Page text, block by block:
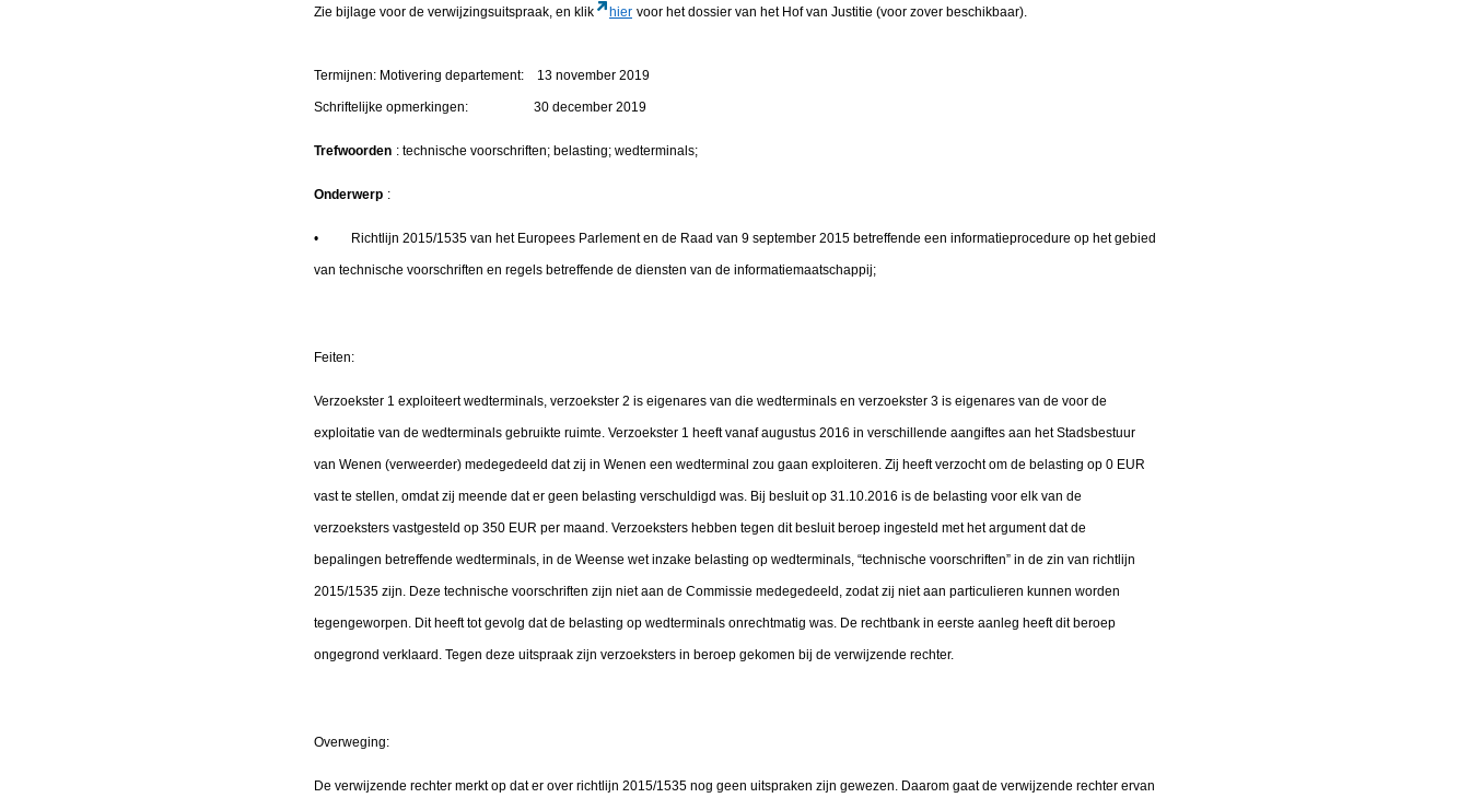
Zie bijlage voor de verwijzingsuitspraak, en klik hier voor het dossier van het Hof van Justitie (voor zover beschikbaar).
Termijnen: Motivering departement: 13 november 2019
Schriftelijke opmerkingen: 30 december 2019
Trefwoorden : technische voorschriften; belasting; wedterminals;
Onderwerp :
• Richtlijn 2015/1535 van het Europees Parlement en de Raad van 9 september 2015 betreffende een informatieprocedure op het gebied
van technische voorschriften en regels betreffende de diensten van de informatiemaatschappij;
Feiten:
Verzoekster 1 exploiteert wedterminals, verzoekster 2 is eigenares van die wedterminals en verzoekster 3 is eigenares van de voor de
exploitatie van de wedterminals gebruikte ruimte. Verzoekster 1 heeft vanaf augustus 2016 in verschillende aangiftes aan het Stadsbestuur
van Wenen (verweerder) medegedeeld dat zij in Wenen een wedterminal zou gaan exploiteren. Zij heeft verzocht om de belasting op 0 EUR
vast te stellen, omdat zij meende dat er geen belasting verschuldigd was. Bij besluit op 31.10.2016 is de belasting voor elk van de
verzoeksters vastgesteld op 350 EUR per maand. Verzoeksters hebben tegen dit besluit beroep ingesteld met het argument dat de
bepalingen betreffende wedterminals, in de Weense wet inzake belasting op wedterminals, “technische voorschriften” in de zin van richtlijn
2015/1535 zijn. Deze technische voorschriften zijn niet aan de Commissie medegedeeld, zodat zij niet aan particulieren kunnen worden
tegengeworpen. Dit heeft tot gevolg dat de belasting op wedterminals onrechtmatig was. De rechtbank in eerste aanleg heeft dit beroep
ongegrond verklaard. Tegen deze uitspraak zijn verzoeksters in beroep gekomen bij de verwijzende rechter.
Overweging:
De verwijzende rechter merkt op dat er over richtlijn 2015/1535 nog geen uitspraken zijn gewezen. Daarom gaat de verwijzende rechter ervan